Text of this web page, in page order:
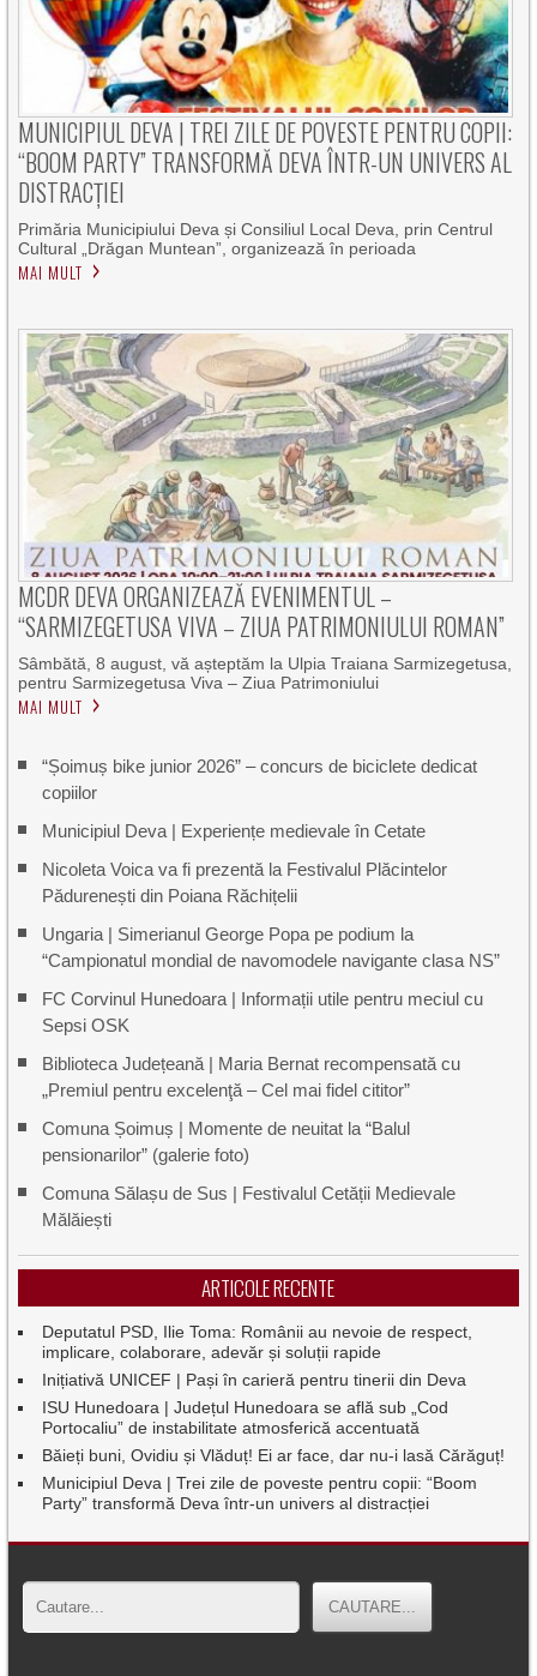
MUNICIPIUL DEVA | TREI ZILE DE POVESTE PENTRU COPII:
“BOOM PARTY” TRANSFORMĂ DEVA ÎNTR-UN UNIVERS AL
DISTRACȚIEI
Primăria Municipiului Deva și Consiliul Local Deva, prin Centrul
Cultural „Drăgan Muntean”, organizează în perioada
MAI MULT
MCDR DEVA ORGANIZEAZĂ EVENIMENTUL –
“SARMIZEGETUSA VIVA – ZIUA PATRIMONIULUI ROMAN”
Sâmbătă, 8 august, vă așteptăm la Ulpia Traiana Sarmizegetusa,
pentru Sarmizegetusa Viva – Ziua Patrimoniului
MAI MULT
“Șoimuș bike junior 2026” – concurs de biciclete dedicat
copiilor
Municipiul Deva | Experiențe medievale în Cetate
Nicoleta Voica va fi prezentă la Festivalul Plăcintelor
Pădurenești din Poiana Răchițelii
Ungaria | Simerianul George Popa pe podium la
“Campionatul mondial de navomodele navigante clasa NS”
FC Corvinul Hunedoara | Informații utile pentru meciul cu
Sepsi OSK
Biblioteca Județeană | Maria Bernat recompensată cu
„Premiul pentru excelenţă – Cel mai fidel cititor”
Comuna Șoimuș | Momente de neuitat la “Balul
pensionarilor” (galerie foto)
Comuna Sălașu de Sus | Festivalul Cetății Medievale
Mălăiești
ARTICOLE RECENTE
Deputatul PSD, Ilie Toma: Românii au nevoie de respect,
implicare, colaborare, adevăr și soluții rapide
Inițiativă UNICEF | Pași în carieră pentru tinerii din Deva
ISU Hunedoara | Județul Hunedoara se află sub „Cod
Portocaliu” de instabilitate atmosferică accentuată
Băieți buni, Ovidiu și Vlăduț! Ei ar face, dar nu-i lasă Cărăguț!
Municipiul Deva | Trei zile de poveste pentru copii: “Boom
Party” transformă Deva într-un univers al distracției